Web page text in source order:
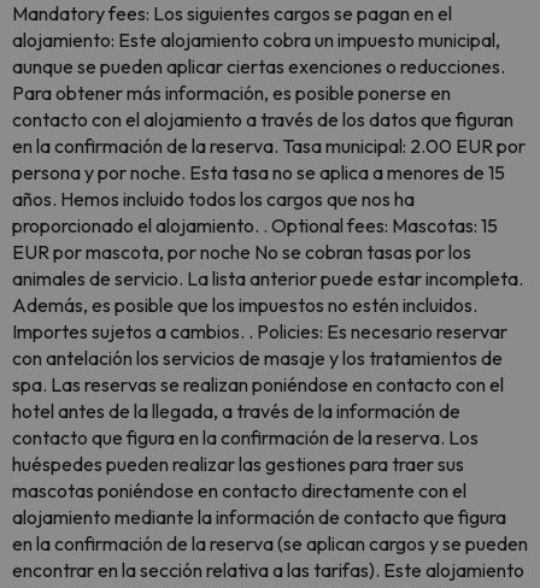
Mandatory fees: Los siguientes cargos se pagan en el
alojamiento: Este alojamiento cobra un impuesto municipal,
aunque se pueden aplicar ciertas exenciones o reducciones.
Para obtener más información, es posible ponerse en
contacto con el alojamiento a través de los datos que figuran
en la confirmación de la reserva. Tasa municipal: 2.00 EUR por
persona y por noche. Esta tasa no se aplica a menores de 15
años. Hemos incluido todos los cargos que nos ha
proporcionado el alojamiento. . Optional fees: Mascotas: 15
EUR por mascota, por noche No se cobran tasas por los
animales de servicio. La lista anterior puede estar incompleta.
Además, es posible que los impuestos no estén incluidos.
Importes sujetos a cambios. . Policies: Es necesario reservar
con antelación los servicios de masaje y los tratamientos de
spa. Las reservas se realizan poniéndose en contacto con el
hotel antes de la llegada, a través de la información de
contacto que figura en la confirmación de la reserva. Los
huéspedes pueden realizar las gestiones para traer sus
mascotas poniéndose en contacto directamente con el
alojamiento mediante la información de contacto que figura
en la confirmación de la reserva (se aplican cargos y se pueden
encontrar en la sección relativa a las tarifas). Este alojamiento